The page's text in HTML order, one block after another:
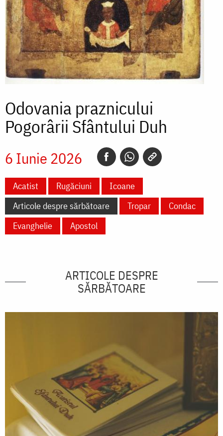
Odovania praznicului
Pogorârii Sfântului Duh
6 Iunie 2026
Acatist Rugăciuni
Icoane
Articole despre sărbătoare
Tropar
Condac
Evanghelie
Apostol
ARTICOLE DESPRE
SĂRBĂTOARE